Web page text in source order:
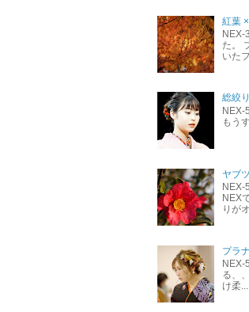
紅葉
NEX-
た。
いた
総絞り
NEX-
もう
ヤブ
NEX-
NEX
りが
プラ
NEX-
る、
け柔...